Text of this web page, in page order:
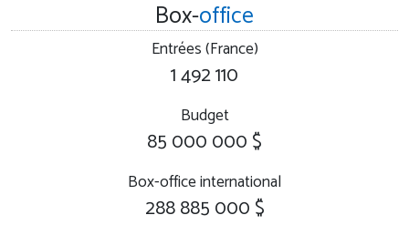
Box-office
Entrées (France)
1 492 110
Budget
85 000 000 $
Box-office international
288 885 000 $